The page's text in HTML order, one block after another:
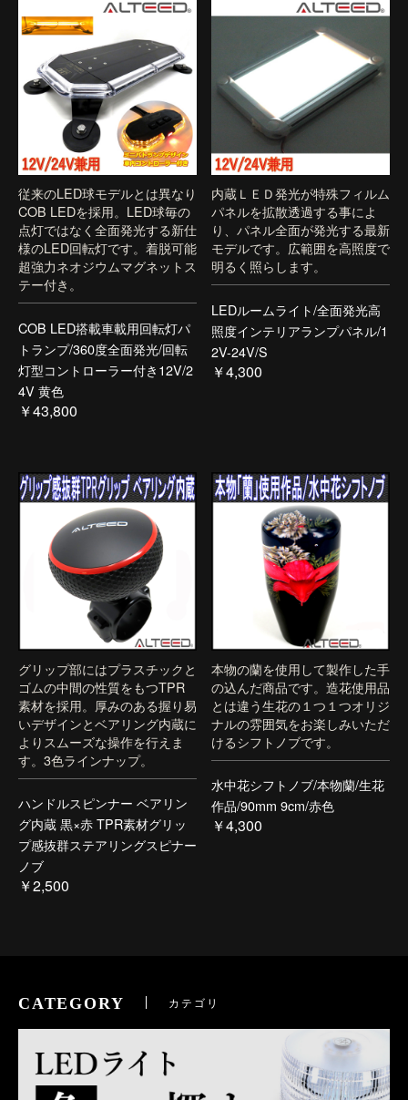
従来のLED球モデルとは異なり
COB LEDを採用。LED球毎の
点灯ではなく全面発光する新仕
様のLED回転灯です。着脱可能
超強力ネオジウムマグネットス
テー付き。
COB LED搭載車載用回転灯パ
トランプ/360度全面発光/回転
灯型コントローラー付き12V/2
4V 黄色
￥43,800
内蔵ＬＥＤ発光が特殊フィルム
パネルを拡散透過する事によ
り、パネル全面が発光する最新
モデルです。広範囲を高照度で
明るく照らします。
LEDルームライト/全面発光高
照度インテリアランプパネル/1
2V-24V/S
￥4,300
グリップ部にはプラスチックと
ゴムの中間の性質をもつTPR
素材を採用。厚みのある握り易
いデザインとベアリング内蔵に
よりスムーズな操作を行えま
す。3色ラインナップ。
ハンドルスピンナー ベアリン
グ内蔵 黒×赤 TPR素材グリッ
プ感抜群ステアリングスピナー
ノブ
￥2,500
本物の蘭を使用して製作した手
の込んだ商品です。造花使用品
とは違う生花の１つ１つオリジ
ナルの雰囲気をお楽しみいただ
けるシフトノブです。
水中花シフトノブ/本物蘭/生花
作品/90mm 9cm/赤色
￥4,300
CATEGORY カテゴリ